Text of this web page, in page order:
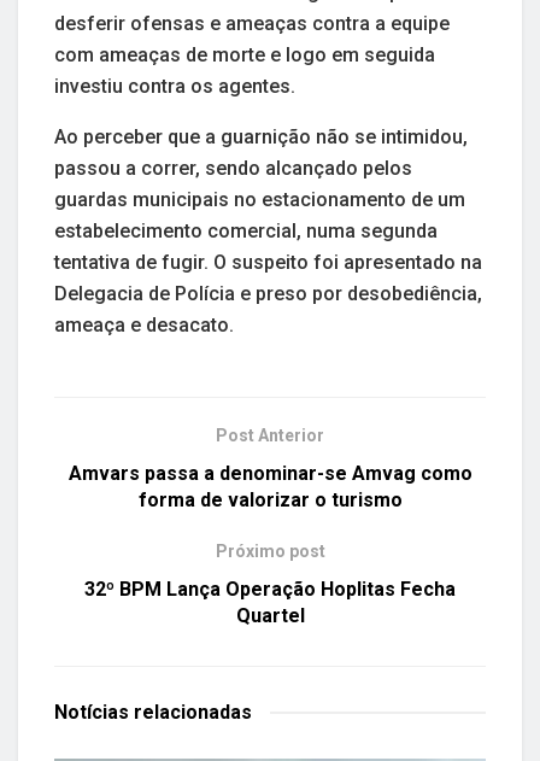
desferir ofensas e ameaças contra a equipe
com ameaças de morte e logo em seguida
investiu contra os agentes.
Ao perceber que a guarnição não se intimidou,
passou a correr, sendo alcançado pelos
guardas municipais no estacionamento de um
estabelecimento comercial, numa segunda
tentativa de fugir. O suspeito foi apresentado na
Delegacia de Polícia e preso por desobediência,
ameaça e desacato.
Post Anterior
Amvars passa a denominar-se Amvag como
forma de valorizar o turismo
Próximo post
32º BPM Lança Operação Hoplitas Fecha
Quartel
Notícias relacionadas